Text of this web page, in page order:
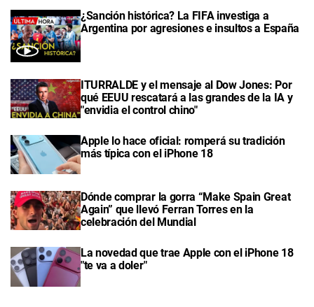
¿Sanción histórica? La FIFA investiga a
Argentina por agresiones e insultos a España
ITURRALDE y el mensaje al Dow Jones: Por
qué EEUU rescatará a las grandes de la IA y
"envidia el control chino"
Apple lo hace oficial: romperá su tradición
más típica con el iPhone 18
Dónde comprar la gorra “Make Spain Great
Again” que llevó Ferran Torres en la
celebración del Mundial
La novedad que trae Apple con el iPhone 18
"te va a doler"